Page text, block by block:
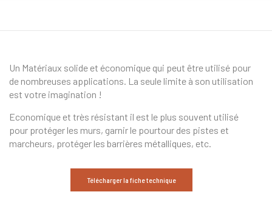
Un Matériaux solide et économique qui peut être utilisé pour
de nombreuses applications. La seule limite à son utilisation
est votre imagination !
Economique et très résistant il est le plus souvent utilisé
pour protéger les murs, garnir le pourtour des pistes et
marcheurs, protéger les barrières métalliques, etc.
Télécharger la fiche technique